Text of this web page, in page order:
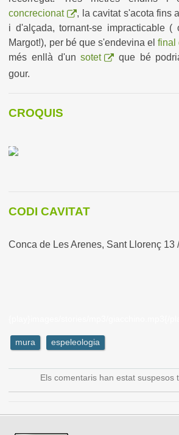
concrecionat
, la cavitat s'acota fins
i d'alçada, tornant-se impracticable
Margot!), per bé que s'endevina elfinal
més enllà d'unsotet
que bé
gour.
CROQUIS
CODI CAVITAT
Conca de Les Arenes, Sant Llorenç 13
mura espeleologia
Els comentaris han estat suspesos